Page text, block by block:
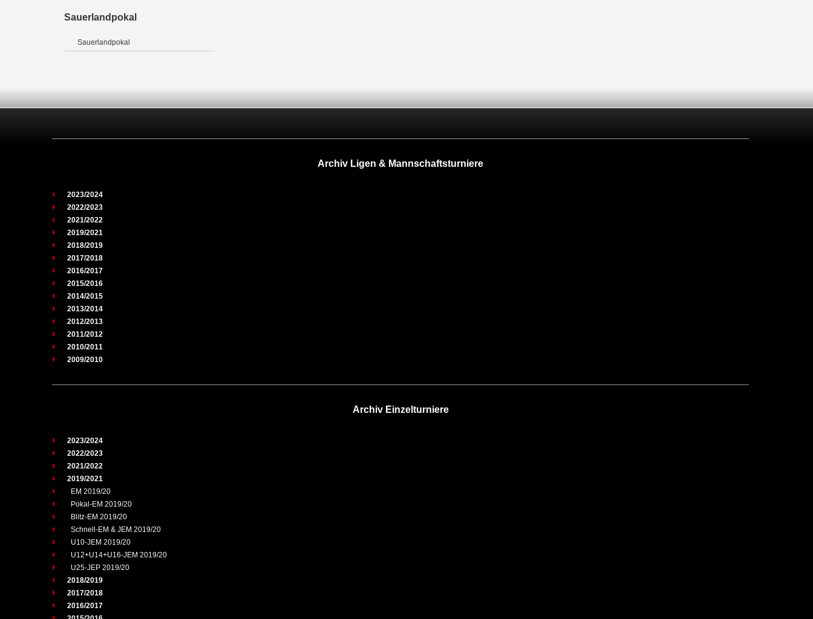
Sauerlandpokal
Sauerlandpokal
Archiv Ligen & Mannschaftsturniere
2023/2024
2022/2023
2021/2022
2019/2021
2018/2019
2017/2018
2016/2017
2015/2016
2014/2015
2013/2014
2012/2013
2011/2012
2010/2011
2009/2010
Archiv Einzelturniere
2023/2024
2022/2023
2021/2022
2019/2021
EM 2019/20
Pokal-EM 2019/20
Blitz-EM 2019/20
Schnell-EM & JEM 2019/20
U10-JEM 2019/20
U12+U14+U16-JEM 2019/20
U25-JEP 2019/20
2018/2019
2017/2018
2016/2017